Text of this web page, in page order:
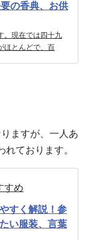
の香典、お供
。現在では四十九
ほとんどで、百
ますが、一人あ
ております。
すめ
すく解説！参
い服装、言葉